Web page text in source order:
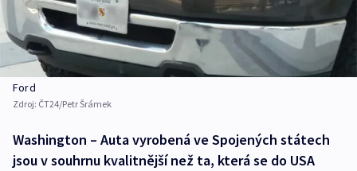
Ford
Zdroj: ČT24/Petr Šrámek
Washington – Auta vyrobená ve Spojených státech
jsou v souhrnu kvalitnější než ta, která se do USA